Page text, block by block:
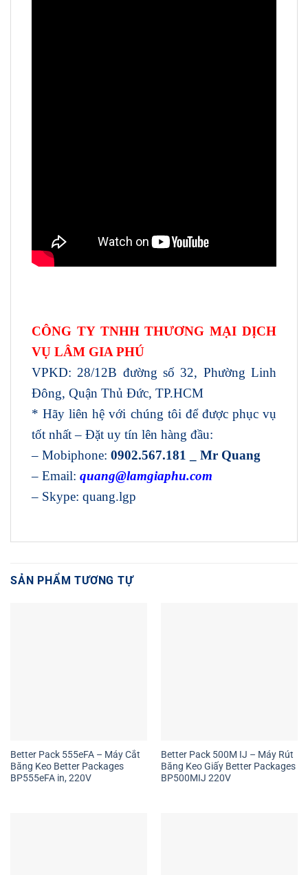
CÔNG TY TNHH THƯƠNG MẠI DỊCH
VỤ LÂM GIA PHÚ
VPKD: 28/12B đường số 32, Phường Linh
Đông, Quận Thủ Đức, TP.HCM
* Hãy liên hệ với chúng tôi để được phục vụ
tốt nhất – Đặt uy tín lên hàng đầu:
– Mobiphone: 0902.567.181 _ Mr Quang
– Email: quang@lamgiaphu.com
– Skype: quang.lgp
SẢN PHẨM TƯƠNG TỰ
Better Pack 555eFA – Máy Cắt
Băng Keo Better Packages
BP555eFA in, 220V
Better Pack 500M IJ – Máy Rút
Băng Keo Giấy Better Packages
BP500MIJ 220V